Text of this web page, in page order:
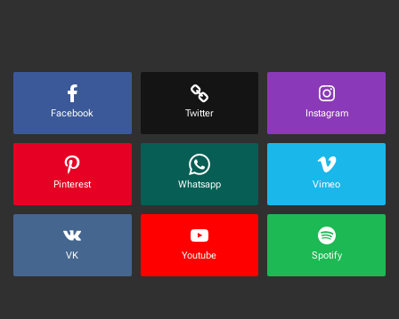
Facebook Twitter Instagram
Pinterest Whatsapp Vimeo
VK Youtube Spotify